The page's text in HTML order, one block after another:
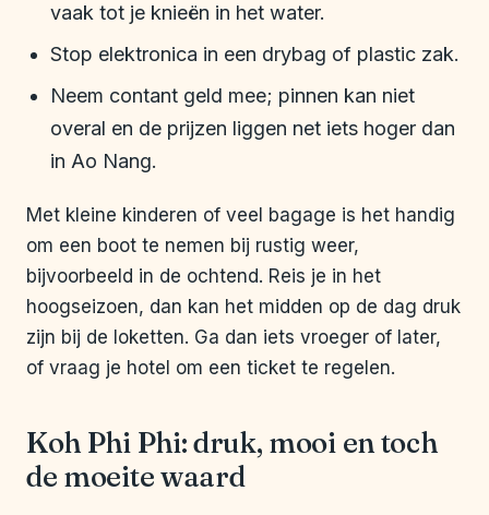
vaak tot je knieën in het water.
Stop elektronica in een drybag of plastic zak.
Neem contant geld mee; pinnen kan niet
overal en de prijzen liggen net iets hoger dan
in Ao Nang.
Met kleine kinderen of veel bagage is het handig
om een boot te nemen bij rustig weer,
bijvoorbeeld in de ochtend. Reis je in het
hoogseizoen, dan kan het midden op de dag druk
zijn bij de loketten. Ga dan iets vroeger of later,
of vraag je hotel om een ticket te regelen.
Koh Phi Phi: druk, mooi en toch
de moeite waard